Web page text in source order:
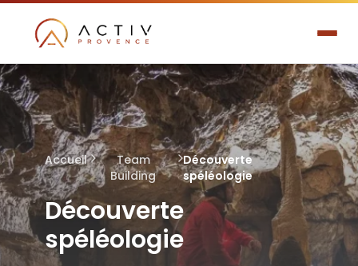
Accueil
Team
Building
Découverte
spéléologie
Découverte
spéléologie